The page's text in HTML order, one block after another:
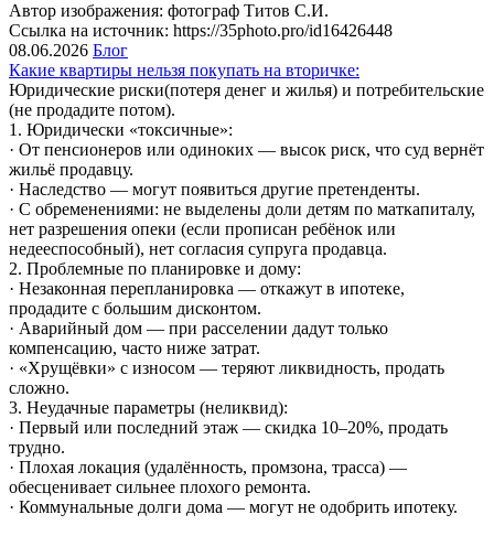
Автор изображения: фотограф Титов С.И.
Ссылка на источник: https://35photo.pro/id16426448
08.06.2026 Блог
Какие квартиры нельзя покупать на вторичке:
Юридические риски(потеря денег и жилья) и потребительские
(не продадите потом).
1. Юридически «токсичные»:
· От пенсионеров или одиноких — высок риск, что суд вернёт
жильё продавцу.
· Наследство — могут появиться другие претенденты.
· С обременениями: не выделены доли детям по маткапиталу,
нет разрешения опеки (если прописан ребёнок или
недееспособный), нет согласия супруга продавца.
2. Проблемные по планировке и дому:
· Незаконная перепланировка — откажут в ипотеке,
продадите с большим дисконтом.
· Аварийный дом — при расселении дадут только
компенсацию, часто ниже затрат.
· «Хрущёвки» с износом — теряют ликвидность, продать
сложно.
3. Неудачные параметры (неликвид):
· Первый или последний этаж — скидка 10–20%, продать
трудно.
· Плохая локация (удалённость, промзона, трасса) —
обесценивает сильнее плохого ремонта.
· Коммунальные долги дома — могут не одобрить ипотеку.